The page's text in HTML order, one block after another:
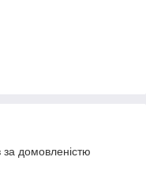
домовленістю